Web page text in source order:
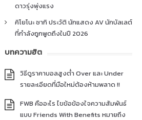
ดาวรุ่งพุ่งแรง
คิโยโนะ ซากิ ประวัติ นักแสดง AV นักบัลเลต์
ที่กำลังถูกพูดถึงในปี 2026
บทความฮิต
วิธีดูราคาบอลสูงต่ำ Over และ Under
รายละเอียดที่มือใหม่ต้องห้ามพลาด !!
FWB คืออะไร ไขข้อข้องใจความสัมพันธ์
แบบ Friends With Benefits หมายถึง